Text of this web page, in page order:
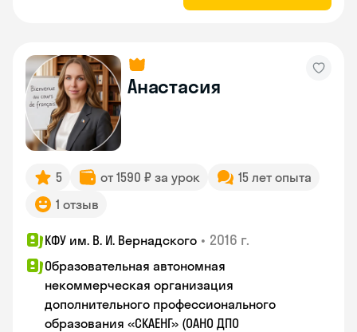
Анастасия
5 от 1590 ₽ за урок
15 лет опыта
1 отзыв
КФУ им. В. И. Вернадского • 2016 г.
Образовательная автономная
некоммерческая организация
дополнительного профессионального
образования «СКАЕНГ» (ОАНО ДПО